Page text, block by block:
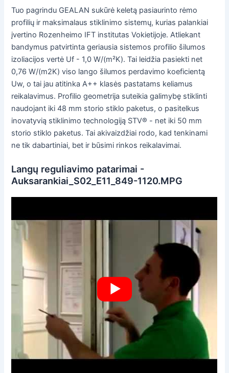
Tuo pagrindu GEALAN sukūrė keletą pasiaurinto rėmo
profilių ir maksimalaus stiklinimo sistemų, kurias palankiai
įvertino Rozenheimo IFT institutas Vokietijoje. Atliekant
bandymus patvirtinta geriausia sistemos profilio šilumos
izoliacijos vertė Uf - 1,0 W/(m²K). Tai leidžia pasiekti net
0,76 W/(m2K) viso lango šilumos perdavimo koeficientą
Uw, o tai jau atitinka A++ klasės pastatams keliamus
reikalavimus. Profilio geometrija suteikia galimybę stiklinti
naudojant iki 48 mm storio stiklo paketus, o pasitelkus
inovatyvią stiklinimo technologiją STV® - net iki 50 mm
storio stiklo paketus. Tai akivaizdžiai rodo, kad tenkinami
ne tik dabartiniai, bet ir būsimi rinkos reikalavimai.
Langų reguliavimo patarimai -
Auksarankiai_S02_E11_849-1120.MPG